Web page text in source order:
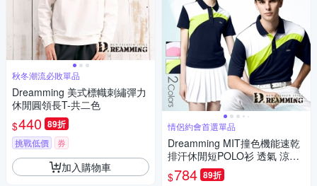
秋冬潮流必敗單品
Dreamming 美式標幟刺繡彈力
休閒圓領長T-共二色
$440 89折
挑戰低價 券
加入購物車
情侶約會首選單品
Dreamming MIT撞色機能速乾
排汗休閒短POLO衫 透氣 涼感-
共二色
$784 89折